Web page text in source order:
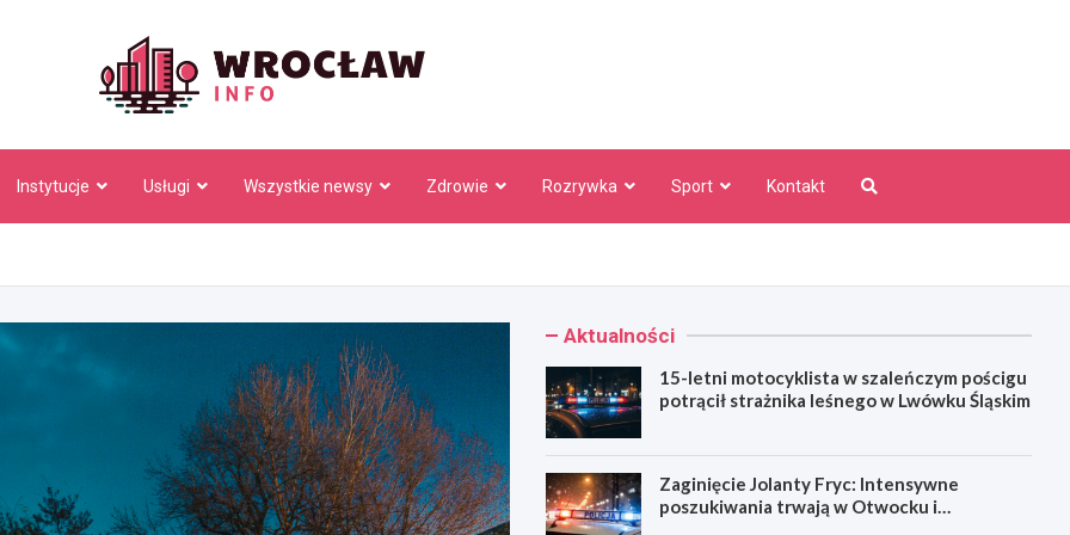
Instytucje Usługi Wszystkie newsy Zdrowie Rozrywka Sport Kontakt
Aktualności
15-letni motocyklista w szaleńczym pościgu
potrącił strażnika leśnego w Lwówku Śląskim
Zaginięcie Jolanty Fryc: Intensywne
poszukiwania trwają w Otwocku i